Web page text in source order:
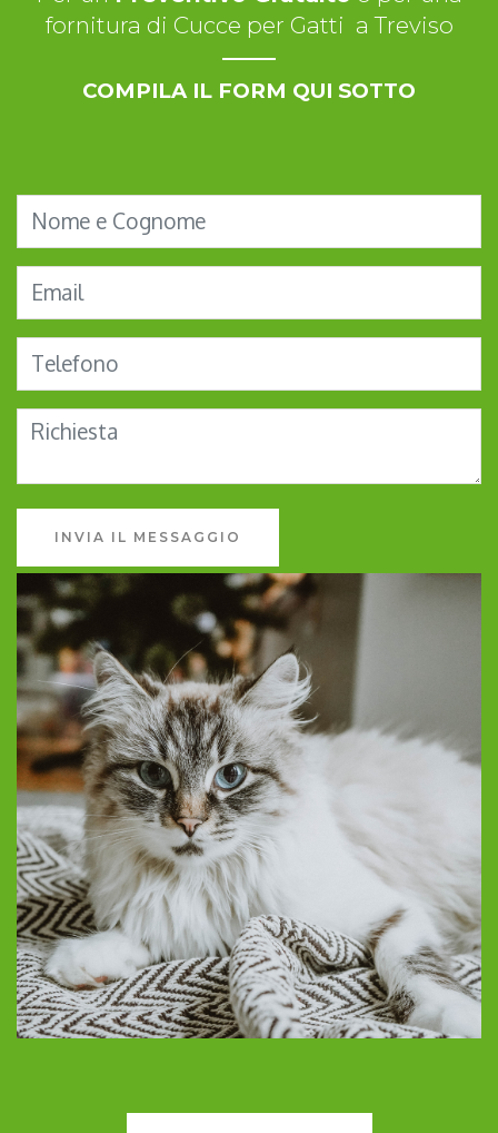
fornitura di Cucce per Gatti a Treviso
COMPILA IL FORM QUI SOTTO
INVIA IL MESSAGGIO